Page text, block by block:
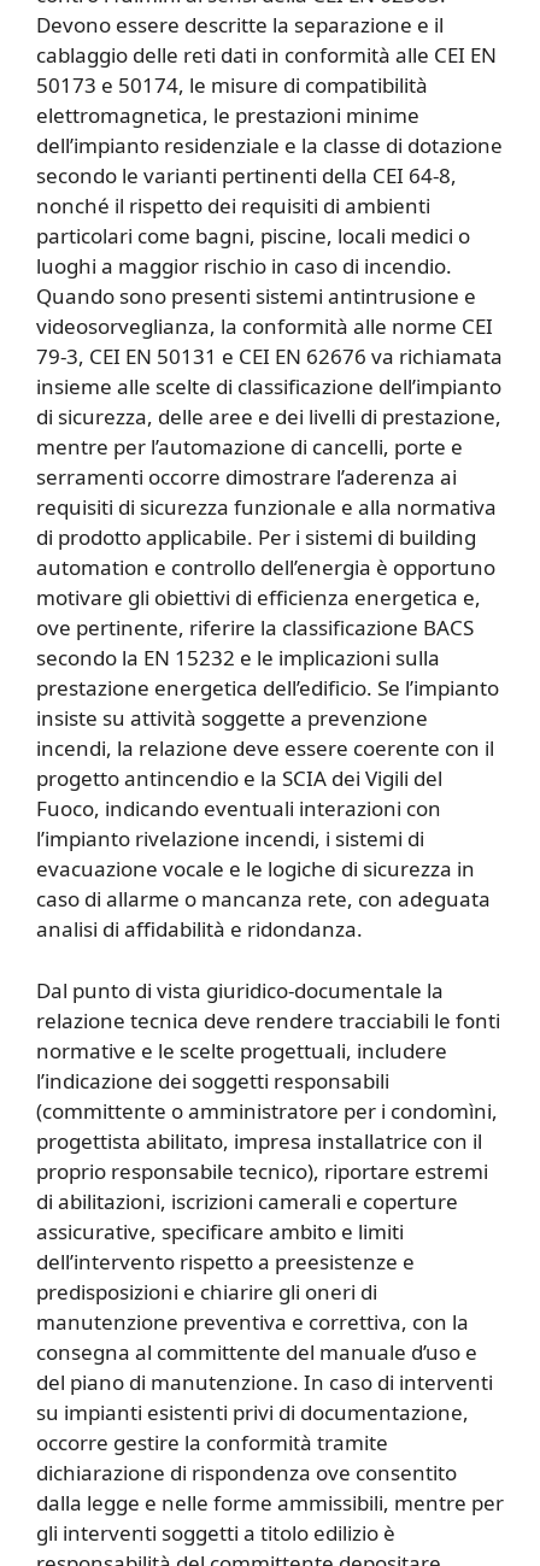
Devono essere descritte la separazione e il
cablaggio delle reti dati in conformità alle CEI EN
50173 e 50174, le misure di compatibilità
elettromagnetica, le prestazioni minime
dell’impianto residenziale e la classe di dotazione
secondo le varianti pertinenti della CEI 64-8,
nonché il rispetto dei requisiti di ambienti
particolari come bagni, piscine, locali medici o
luoghi a maggior rischio in caso di incendio.
Quando sono presenti sistemi antintrusione e
videosorveglianza, la conformità alle norme CEI
79-3, CEI EN 50131 e CEI EN 62676 va richiamata
insieme alle scelte di classificazione dell’impianto
di sicurezza, delle aree e dei livelli di prestazione,
mentre per l’automazione di cancelli, porte e
serramenti occorre dimostrare l’aderenza ai
requisiti di sicurezza funzionale e alla normativa
di prodotto applicabile. Per i sistemi di building
automation e controllo dell’energia è opportuno
motivare gli obiettivi di efficienza energetica e,
ove pertinente, riferire la classificazione BACS
secondo la EN 15232 e le implicazioni sulla
prestazione energetica dell’edificio. Se l’impianto
insiste su attività soggette a prevenzione
incendi, la relazione deve essere coerente con il
progetto antincendio e la SCIA dei Vigili del
Fuoco, indicando eventuali interazioni con
l’impianto rivelazione incendi, i sistemi di
evacuazione vocale e le logiche di sicurezza in
caso di allarme o mancanza rete, con adeguata
analisi di affidabilità e ridondanza.
Dal punto di vista giuridico-documentale la
relazione tecnica deve rendere tracciabili le fonti
normative e le scelte progettuali, includere
l’indicazione dei soggetti responsabili
(committente o amministratore per i condomìni,
progettista abilitato, impresa installatrice con il
proprio responsabile tecnico), riportare estremi
di abilitazioni, iscrizioni camerali e coperture
assicurative, specificare ambito e limiti
dell’intervento rispetto a preesistenze e
predisposizioni e chiarire gli oneri di
manutenzione preventiva e correttiva, con la
consegna al committente del manuale d’uso e
del piano di manutenzione. In caso di interventi
su impianti esistenti privi di documentazione,
occorre gestire la conformità tramite
dichiarazione di rispondenza ove consentito
dalla legge e nelle forme ammissibili, mentre per
gli interventi soggetti a titolo edilizio è